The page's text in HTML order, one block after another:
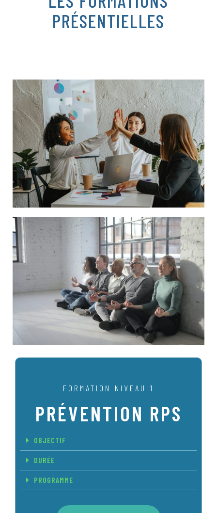
PRÉSENTIELLES
FORMATION NIVEAU 1
PRÉVENTION RPS
OBJECTIF
DURÉE
PROGRAMME